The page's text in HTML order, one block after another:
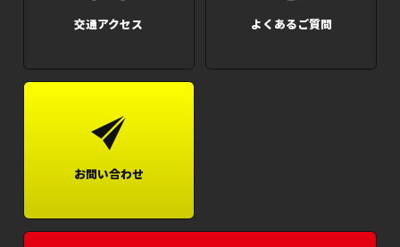
交通アクセス よくあるご質問
お問い合わせ